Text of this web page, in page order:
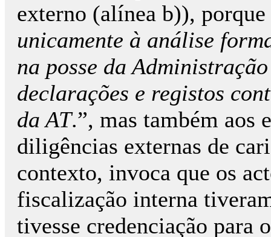
externo (alínea b)), porque
unicamente à análise
na posse da
declarações e registos
da AT.”, mas também aos
diligências externas de
contexto, invoca que os
fiscalização interna
tivesse credenciação para